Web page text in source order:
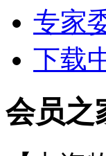
专家
下载
会员之